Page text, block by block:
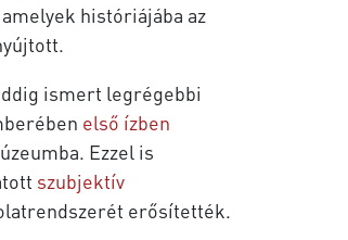
históriájába az
ismert legrégebbi
első ízben
Ezzel is
szubjektív
erősítették.